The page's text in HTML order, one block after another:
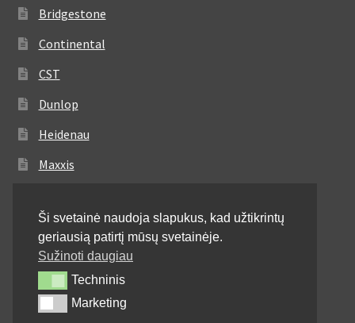
Bridgestone
Continental
CST
Dunlop
Heidenau
Maxxis
Michelin
Mitas
Pirelli
Shinko
Ši svetainė naudoja slapukus, kad užtikrintų
geriausią patirtį mūsų svetainėje.
Sužinoti daugiau
TechninisTechninis
MarketingMarketing